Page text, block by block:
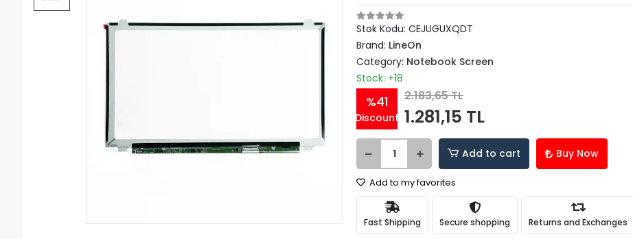
Stok Kodu: CEJUGUXQDT
Brand: LineOn
Category: Notebook Screen
Stock: +18
%41
Discount
2.183,65 TL
1.281,15 TL
Add to cart Buy Now
Add to my favorites
Fast Shipping Secure shopping Returns and Exchanges